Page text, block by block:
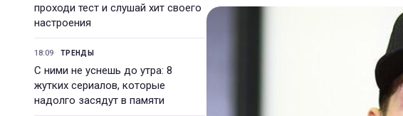
проходи тест и слушай хит своего
настроения
18:09 ТРЕНДЫ
С ними не уснешь до утра: 8
жутких сериалов, которые
надолго засядут в памяти